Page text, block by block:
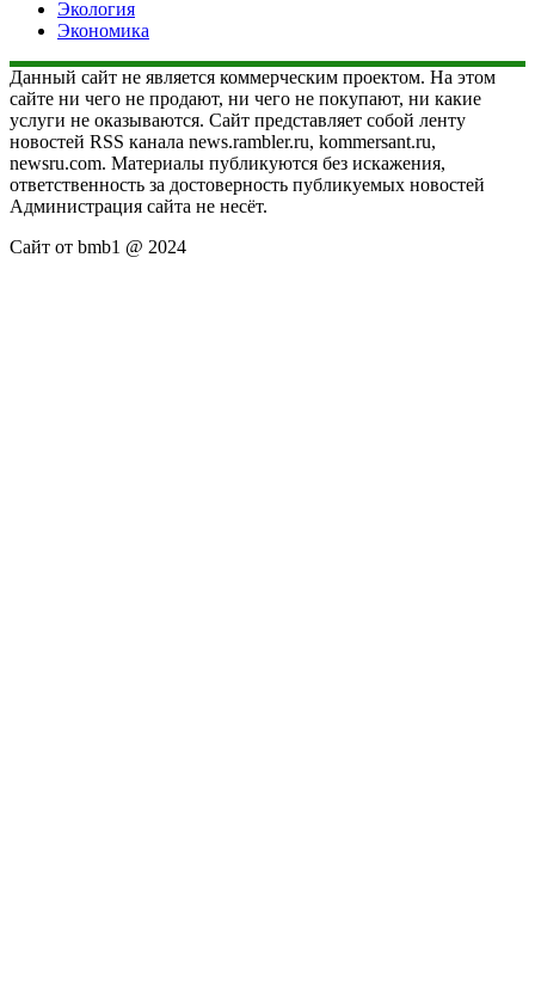
Экология
Экономика
Данный сайт не является коммерческим проектом. На этом
сайте ни чего не продают, ни чего не покупают, ни какие
услуги не оказываются. Сайт представляет собой ленту
новостей RSS канала news.rambler.ru, kommersant.ru,
newsru.com. Материалы публикуются без искажения,
ответственность за достоверность публикуемых новостей
Администрация сайта не несёт.
Сайт от bmb1 @ 2024